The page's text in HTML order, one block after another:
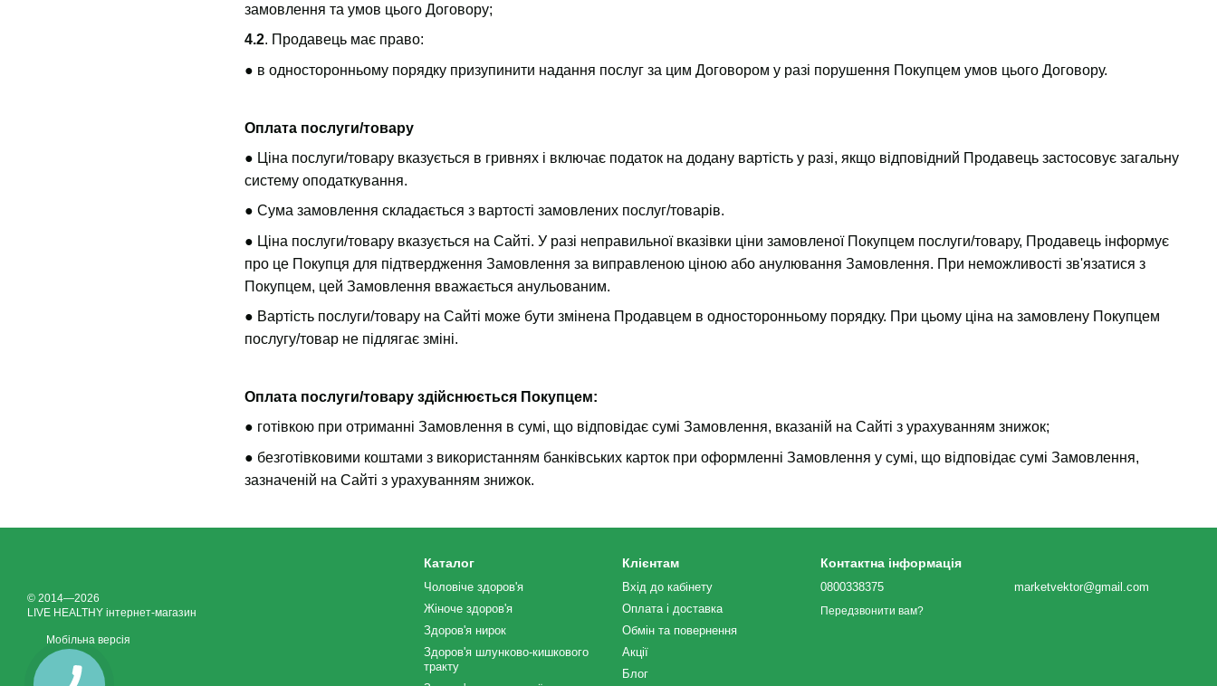
замовлення та умов цього Договору;
4.2. Продавець має право:
● в односторонньому порядку призупинити надання послуг за цим Договором у разі порушення Покупцем умов цього Договору.
Оплата послуги/товару
● Ціна послуги/товару вказується в гривнях і включає податок на додану вартість у разі, якщо відповідний Продавець застосовує загальну
систему оподаткування.
● Сума замовлення складається з вартості замовлених послуг/товарів.
● Ціна послуги/товару вказується на Сайті. У разі неправильної вказівки ціни замовленої Покупцем послуги/товару, Продавець інформує
про це Покупця для підтвердження Замовлення за виправленою ціною або анулювання Замовлення. При неможливості зв'язатися з
Покупцем, цей Замовлення вважається анульованим.
● Вартість послуги/товару на Сайті може бути змінена Продавцем в односторонньому порядку. При цьому ціна на замовлену Покупцем
послугу/товар не підлягає зміні.
Оплата послуги/товару здійснюється Покупцем:
● готівкою при отриманні Замовлення в сумі, що відповідає сумі Замовлення, вказаній на Сайті з урахуванням знижок;
● безготівковими коштами з використанням банківських карток при оформленні Замовлення у сумі, що відповідає сумі Замовлення,
зазначеній на Сайті з урахуванням знижок.
© 2014—2026
LIVE HEALTHY інтернет-магазин
Мобільна версія
Каталог
Чоловіче здоров'я
Жіноче здоров'я
Здоров'я нирок
Здоров'я шлунково-кишкового
тракту
Клієнтам
Вхід до кабінету
Оплата і доставка
Обмін та повернення
Акції
Блог
Контактна інформація
0800338375
Передзвонити вам?
marketvektor@gmail.com